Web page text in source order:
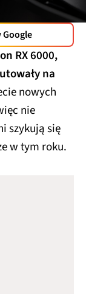
Google
RX 6000,
na
nowych
nie
szykują się
w tym roku.